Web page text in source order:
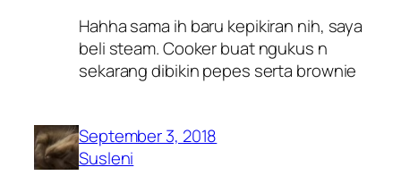
Hahha sama ih baru kepikiran nih, saya
beli steam. Cooker buat ngukus n
sekarang dibikin pepes serta brownie
September 3, 2018
Susleni